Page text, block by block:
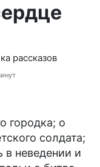
рассказов
городка; о
солдата;
в неведении и